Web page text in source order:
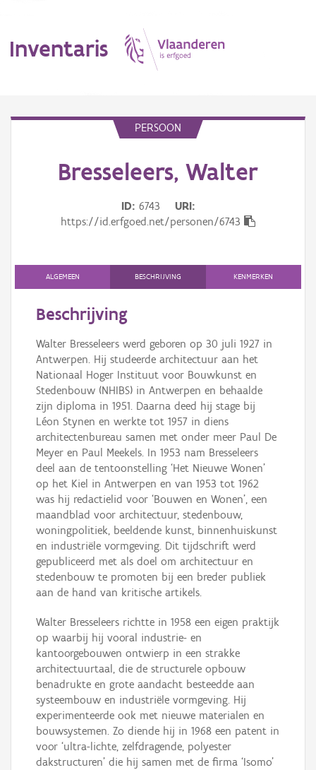
Inventaris
Erfgoedobject
Thema
Persoon of collectief
Downloads
Hergebruik
Aanmelden
PERSOON
Bresseleers, Walter
ID 6743
URI
https://id.erfgoed.net/personen/6743
ALGEMEEN BESCHRIJVING KENMERKEN
Beschrijving
Walter Bresseleers werd geboren op 30 juli 1927 in
Antwerpen. Hij studeerde architectuur aan het
Nationaal Hoger Instituut voor Bouwkunst en
Stedenbouw (NHIBS) in Antwerpen en behaalde
zijn diploma in 1951. Daarna deed hij stage bij
Léon Stynen en werkte tot 1957 in diens
architectenbureau samen met onder meer Paul De
Meyer en Paul Meekels. In 1953 nam Bresseleers
deel aan de tentoonstelling ‘Het Nieuwe Wonen’
op het Kiel in Antwerpen en van 1953 tot 1962
was hij redactielid voor ‘Bouwen en Wonen’, een
maandblad voor architectuur, stedenbouw,
woningpolitiek, beeldende kunst, binnenhuiskunst
en industriële vormgeving. Dit tijdschrift werd
gepubliceerd met als doel om architectuur en
stedenbouw te promoten bij een breder publiek
aan de hand van kritische artikels.
Walter Bresseleers richtte in 1958 een eigen praktijk
op waarbij hij vooral industrie- en
kantoorgebouwen ontwierp in een strakke
architectuurtaal, die de structurele opbouw
benadrukte en grote aandacht besteedde aan
systeembouw en industriële vormgeving. Hij
experimenteerde ook met nieuwe materialen en
bouwsystemen. Zo diende hij in 1968 een patent in
voor ‘ultra-lichte, zelfdragende, polyester
dakstructuren’ die hij samen met de firma ‘Isomo’